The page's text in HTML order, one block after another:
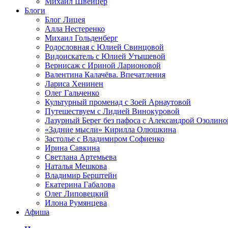
Блоги
Блог Лицея
Алла Нестеренко
Михаил Гольденберг
Родословная с Юлией Свинцовой
Видоискатель с Юлией Утышевой
Вернисаж с Ириной Ларионовой
Валентина Калачёва. Впечатления
Лариса Хенинен
Олег Гальченко
Культурный променад с Зоей Арнаутовой
Путешествуем с Лидией Винокуровой
Лазурный Берег без пафоса с Александрой
«Задние мысли» Кирилла Олюшкина
Застолье с Владимиром Софиенко
Ирина Савкина
Светлана Артемьева
Наталья Мешкова
Владимир Берштейн
Екатерина Габалова
Олег Липовецкий
Илона Румянцева
Афиша